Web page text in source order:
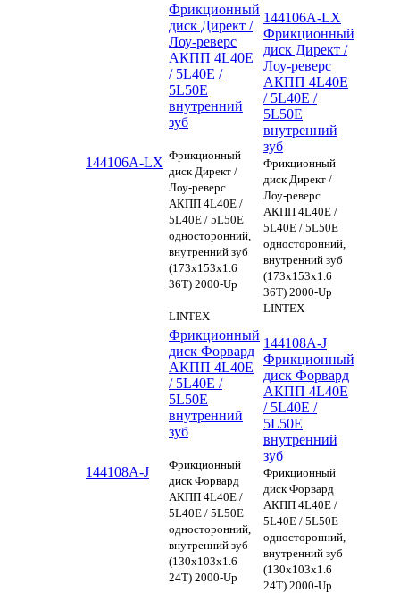
144106A-LX
Фрикционный
диск Директ /
Лоу-реверс
АКПП 4L40E
/ 5L40E /
5L50E
внутренний
зуб
Фрикционный
диск Директ /
Лоу-реверс
АКПП 4L40E /
5L40E / 5L50E
односторонний,
внутренний зуб
(173х153х1.6
36Т) 2000-Up
LINTEX
144106A-LX
Фрикционный
диск Директ /
Лоу-реверс
АКПП 4L40E
/ 5L40E /
5L50E
внутренний
зуб
Фрикционный
диск Директ /
Лоу-реверс
АКПП 4L40E /
5L40E / 5L50E
односторонний,
внутренний зуб
(173х153х1.6
36Т) 2000-Up
LINTEX
144108A-J
Фрикционный
диск Форвард
АКПП 4L40E
/ 5L40E /
5L50E
внутренний
зуб
Фрикционный
диск Форвард
АКПП 4L40E /
5L40E / 5L50E
односторонний,
внутренний зуб
(130х103х1.6
24Т) 2000-Up
144108A-J
Фрикционный
диск Форвард
АКПП 4L40E
/ 5L40E /
5L50E
внутренний
зуб
Фрикционный
диск Форвард
АКПП 4L40E /
5L40E / 5L50E
односторонний,
внутренний зуб
(130х103х1.6
24Т) 2000-Up